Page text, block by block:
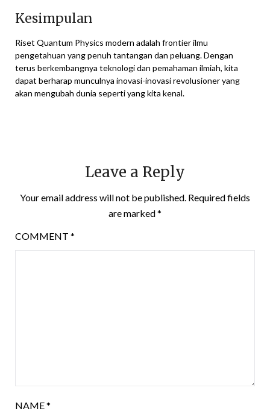
Kesimpulan
Riset Quantum Physics modern adalah frontier ilmu
pengetahuan yang penuh tantangan dan peluang. Dengan
terus berkembangnya teknologi dan pemahaman ilmiah, kita
dapat berharap munculnya inovasi-inovasi revolusioner yang
akan mengubah dunia seperti yang kita kenal.
Leave a Reply
Your email address will not be published. Required fields
are marked*
COMMENT *
NAME*